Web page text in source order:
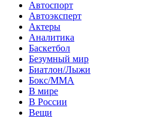
Автоспорт
Автоэксперт
Актеры
Аналитика
Баскетбол
Безумный мир
Биатлон/Лыжи
Бокс/MMA
В мире
В России
Вещи